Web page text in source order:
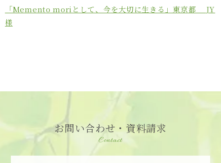
「Memento moriとして、今を大切に生きる」東京都 JY
様
お問い合わせ・資料請求
Contact